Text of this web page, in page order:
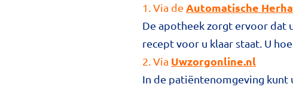
1. Via de Automatische
De apotheek zorgt ervoor dat
recept voor u klaar staat. U
2. Via Uwzorgonline.nl
In de patiëntenomgeving kunt